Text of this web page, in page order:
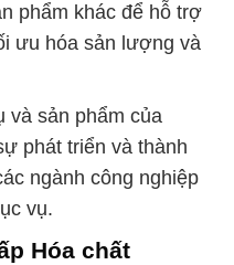
phẩm khác để hỗ trợ
ưu hóa sản lượng và
và sản phẩm của
phát triển và thành
ngành công nghiệp
vụ.
Hóa chất